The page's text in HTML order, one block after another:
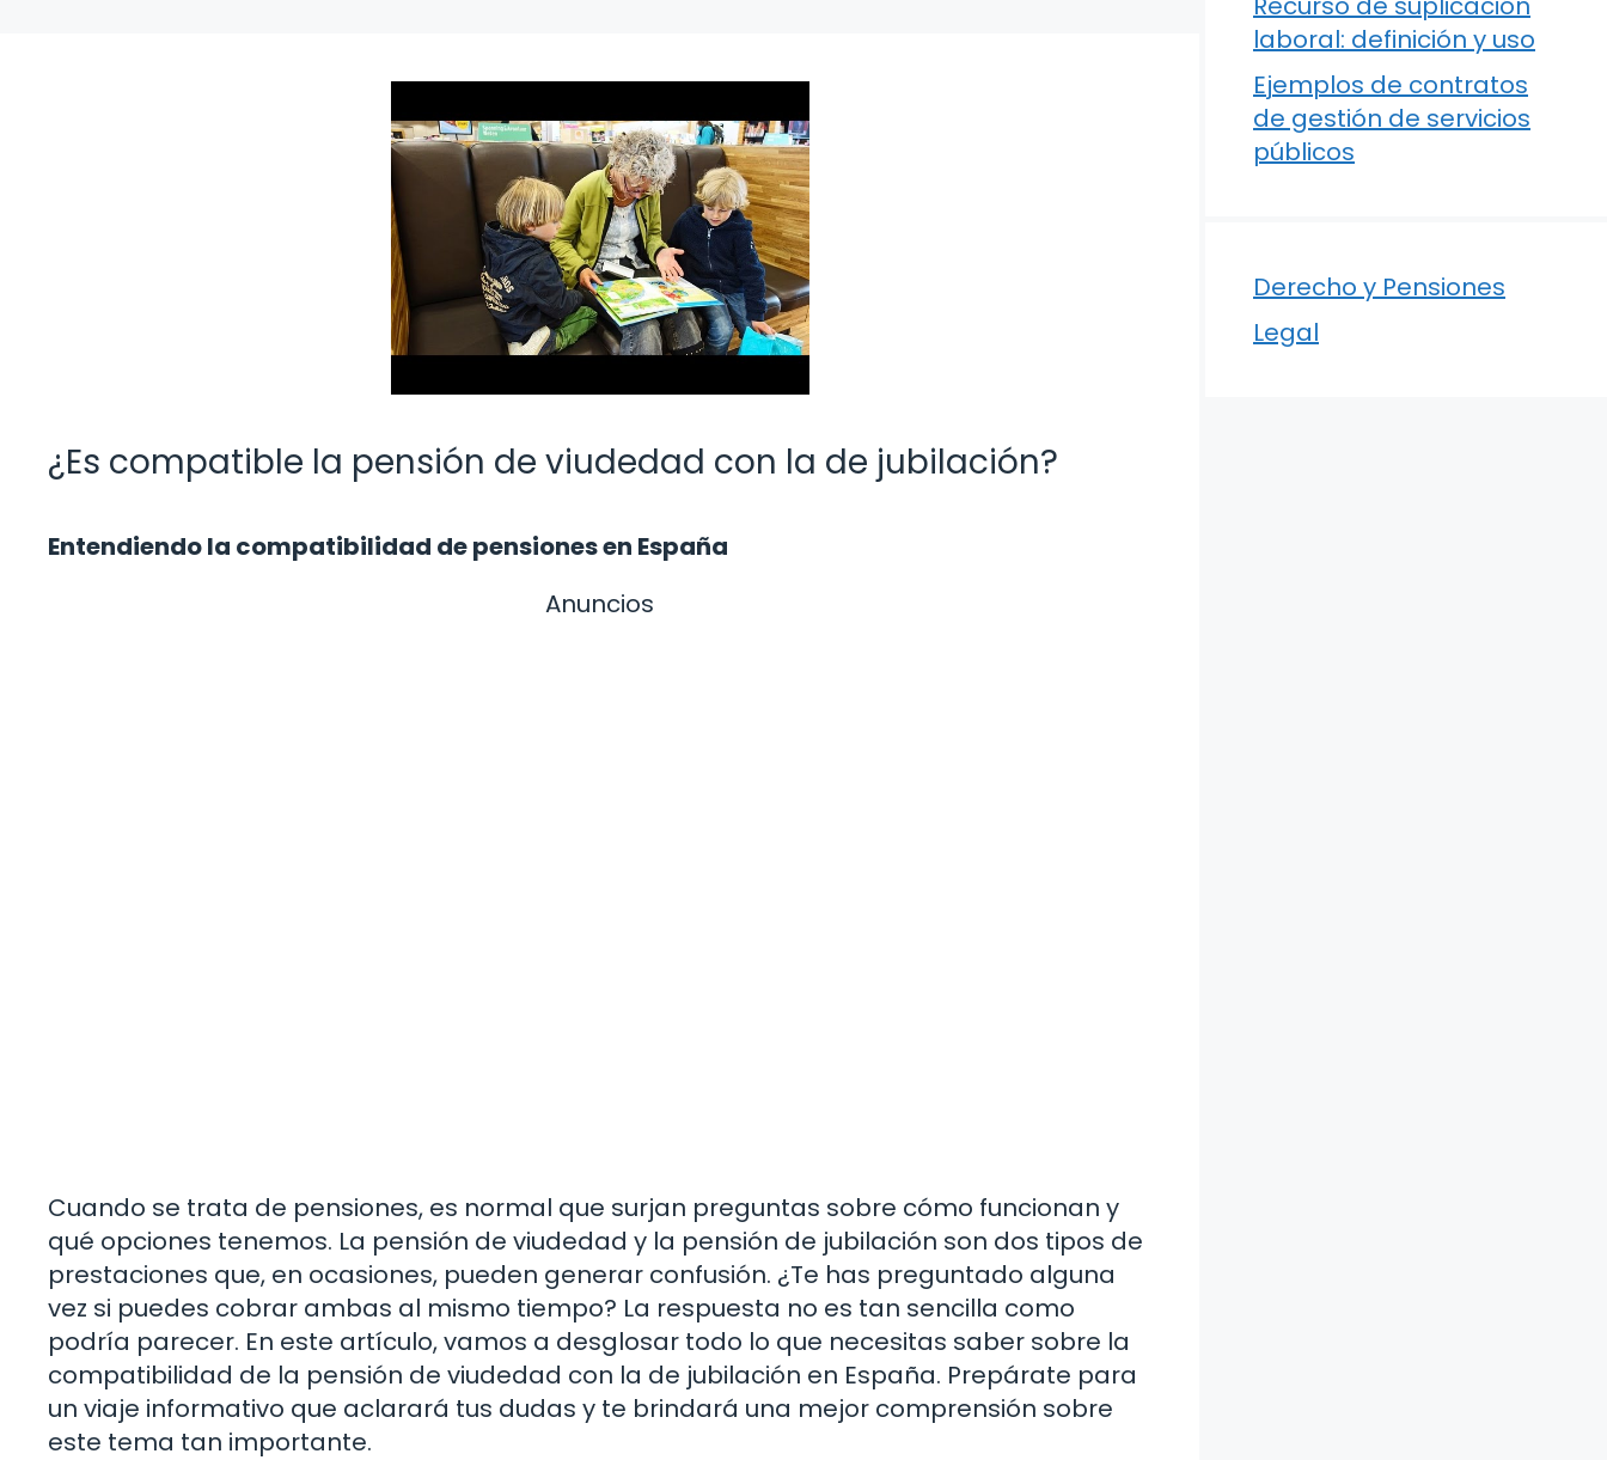
¿Es compatible la pensión de viudedad con la de jubilación?
Entendiendo la compatibilidad de pensiones en España
Anuncios
Cuando se trata de pensiones, es normal que surjan preguntas sobre cómo funcionan y
qué opciones tenemos. La pensión de viudedad y la pensión de jubilación son dos tipos de
prestaciones que, en ocasiones, pueden generar confusión. ¿Te has preguntado alguna
vez si puedes cobrar ambas al mismo tiempo? La respuesta no es tan sencilla como
podría parecer. En este artículo, vamos a desglosar todo lo que necesitas saber sobre la
compatibilidad de la pensión de viudedad con la de jubilación en España. Prepárate para
un viaje informativo que aclarará tus dudas y te brindará una mejor comprensión sobre
este tema tan importante.
laboral: definición y uso
Ejemplos de contratos
de gestión de servicios
públicos
Derecho y Pensiones
Legal